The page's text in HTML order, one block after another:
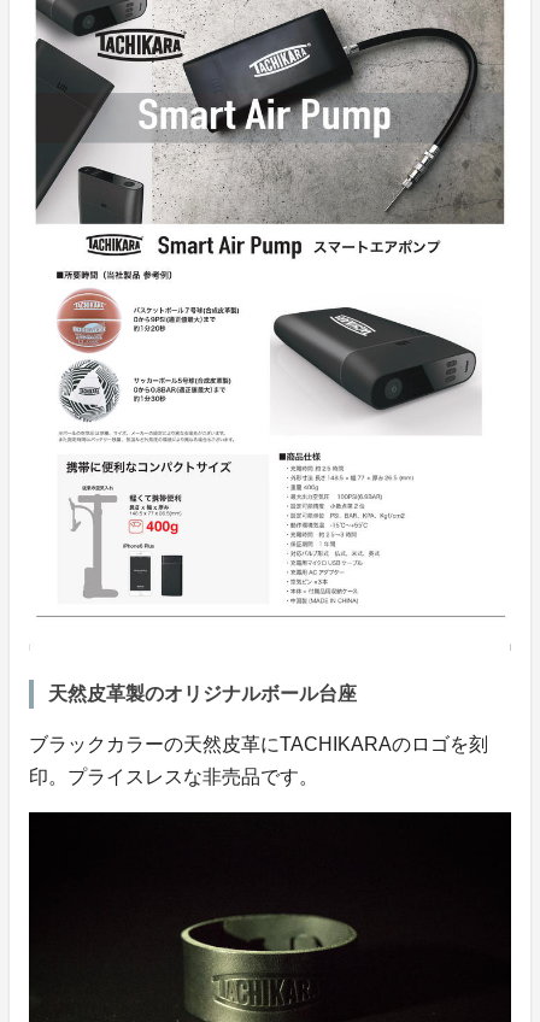
天然皮革製のオリジナルボール台座
ブラックカラーの天然皮革にTACHIKARAのロゴを刻
印。プライスレスな非売品です。